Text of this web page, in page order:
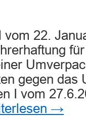
Frachtführers
22.
gegen das
I vom
→